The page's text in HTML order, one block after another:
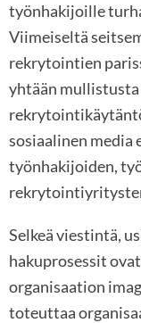
työnhakijoille
Viimeiseltä
rekrytointien
yhtään
sosiaalinen media
työnhakijoiden,
Selkeä viestintä,
hakuprosessit
organisaation
toteuttaa